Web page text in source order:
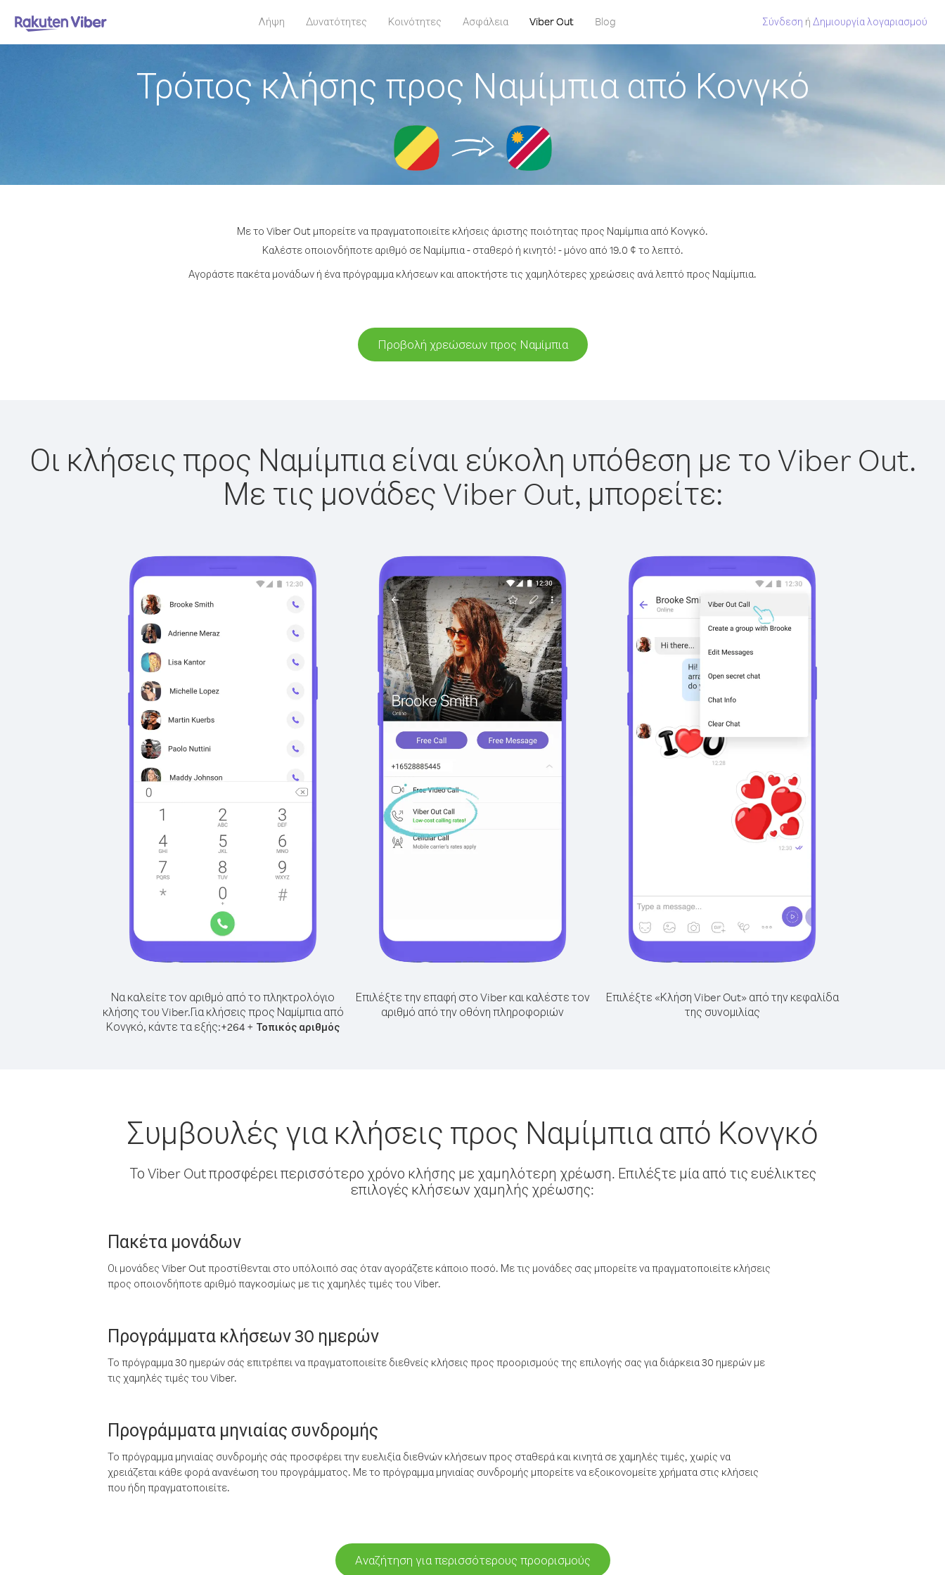
Λήψη Δυνατότητες Κοινότητες Ασφάλεια Viber Out Blog Σύνδεση ή Δημιουργία λογαριασμού
Τρόπος κλήσης προς Ναμίμπια από Κονγκό
Με το Viber Out μπορείτε να πραγματοποιείτε κλήσεις άριστης ποιότητας προς Ναμίμπια από Κονγκό.
Καλέστε οποιονδήποτε αριθμό σε Ναμίμπια - σταθερό ή κινητό! - μόνο από 19.0 ¢ το λεπτό.
Αγοράστε πακέτα μονάδων ή ένα πρόγραμμα κλήσεων και αποκτήστε τις χαμηλότερες χρεώσεις ανά λεπτό προς Ναμίμπια.
Προβολή χρεώσεων προς Ναμίμπια
Οι κλήσεις προς Ναμίμπια είναι εύκολη υπόθεση με το Viber Out.
Με τις μονάδες Viber Out, μπορείτε:
Να καλείτε τον αριθμό από το πληκτρολόγιο
κλήσης του Viber.Για κλήσεις προς Ναμίμπια από
Κονγκό, κάντε τα εξής:+264 + Τοπικός αριθμός
Επιλέξτε την επαφή στο Viber και καλέστε τον
αριθμό από την οθόνη πληροφοριών
Επιλέξτε «Κλήση Viber Out» από την κεφαλίδα
της συνομιλίας
Συμβουλές για κλήσεις προς Ναμίμπια από Κονγκό
Το Viber Out προσφέρει περισσότερο χρόνο κλήσης με χαμηλότερη χρέωση. Επιλέξτε μία από τις ευέλικτες
επιλογές κλήσεων χαμηλής χρέωσης:
Πακέτα μονάδων
Οι μονάδες Viber Out προστίθενται στο υπόλοιπό σας όταν αγοράζετε κάποιο ποσό. Με τις μονάδες σας μπορείτε να πραγματοποιείτε κλήσεις
προς οποιονδήποτε αριθμό παγκοσμίως με τις χαμηλές τιμές του Viber.
Προγράμματα κλήσεων 30 ημερών
Το πρόγραμμα 30 ημερών σάς επιτρέπει να πραγματοποιείτε διεθνείς κλήσεις προς προορισμούς της επιλογής σας για διάρκεια 30 ημερών με
τις χαμηλές τιμές του Viber.
Προγράμματα μηνιαίας συνδρομής
Το πρόγραμμα μηνιαίας συνδρομής σάς προσφέρει την ευελιξία διεθνών κλήσεων προς σταθερά και κινητά σε χαμηλές τιμές, χωρίς να
χρειάζεται κάθε φορά ανανέωση του προγράμματος. Με το πρόγραμμα μηνιαίας συνδρομής μπορείτε να εξοικονομείτε χρήματα στις κλήσεις
που ήδη πραγματοποιείτε.
Αναζήτηση για περισσότερους προορισμούς